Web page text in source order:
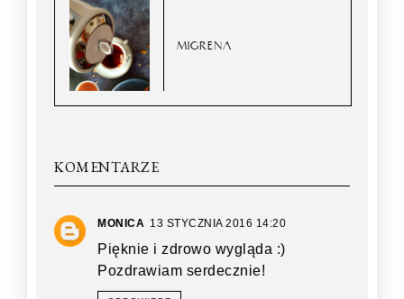
MIGRENA
KOMENTARZE
MONICA 13 STYCZNIA 2016 14:20
Pięknie i zdrowo wygląda :)
Pozdrawiam serdecznie!